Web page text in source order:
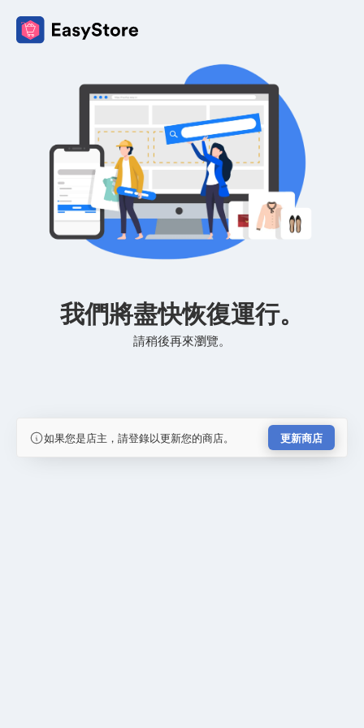
我們將盡快恢復運行。
請稍後再來瀏覽。
如果您是店主，請登錄以更新您的商店。 更新商店